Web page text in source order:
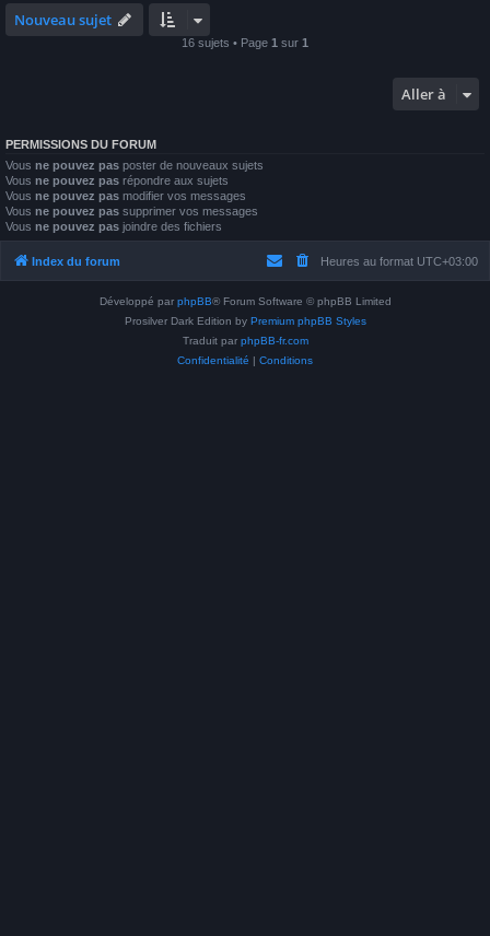
Nouveau sujet
16 sujets • Page 1 sur 1
Aller à
PERMISSIONS DU FORUM
Vous ne pouvez pas poster de nouveaux sujets
Vous ne pouvez pas répondre aux sujets
Vous ne pouvez pas modifier vos messages
Vous ne pouvez pas supprimer vos messages
Vous ne pouvez pas joindre des fichiers
Index du forum Heures au format UTC+03:00
Développé par phpBB® Forum Software © phpBB Limited
Prosilver Dark Edition by Premium phpBB Styles
Traduit par phpBB-fr.com
Confidentialité | Conditions